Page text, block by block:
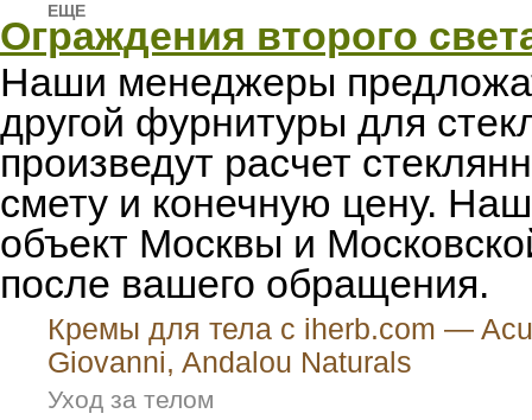
ЕЩЕ
Ограждения второго
Наши менеджеры
другой фурнитуры для
произведут расчет
смету и конечную цену.
объект Москвы и
после вашего обращения.
Кремы для тела с iherb.com —
Giovanni, Andalou Naturals
Уход за телом